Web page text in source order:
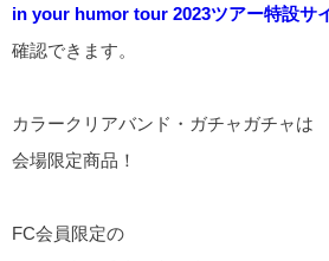
in your humor tour 2023ツアー特設サ
確認できます。
カラークリアバンド・ガチャガチャは
会場限定商品！
FC会員限定の